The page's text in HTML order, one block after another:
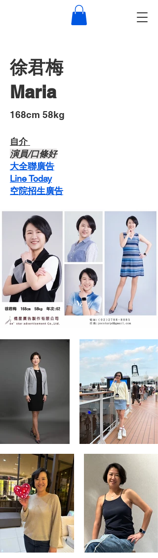
徐君梅
Maria
​168cm 58kg
自介 ​
​演員/口條好
​大全聯廣告
Line Today
空院招生廣告